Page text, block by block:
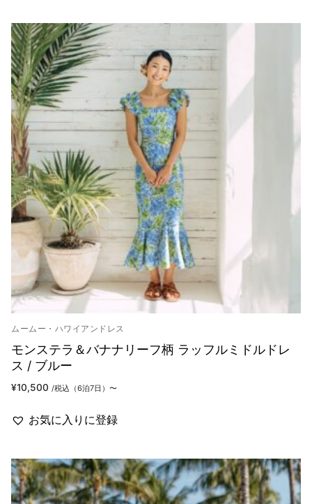
ムームー・ハワイアンドレス
モンステラ＆バナナリーフ柄 ラッフルミドルドレ
ス / ブルー
¥10,500 /税込（6泊7日）〜
お気に入りに登録